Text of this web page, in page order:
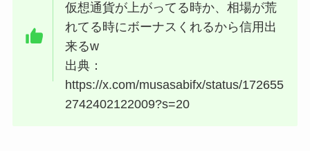
仮想通貨が上がってる時か、相場が荒
れてる時にボーナスくれるから信用出
来るw
出典：
https://x.com/musasabifx/status/172655
2742402122009?s=20